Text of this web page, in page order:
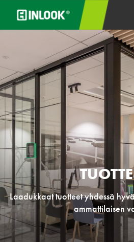
Laadukkaat tuotteet yhdessä
ammattilaisen